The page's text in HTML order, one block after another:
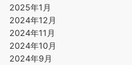
2025年1月
2024年12月
2024年11月
2024年10月
2024年9月